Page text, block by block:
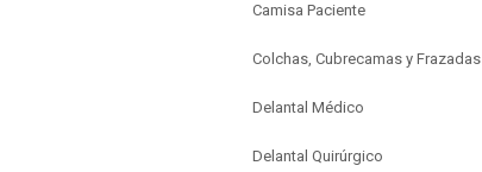
Camisa Paciente
Colchas, Cubrecamas y Frazadas
Delantal Médico
Delantal Quirúrgico